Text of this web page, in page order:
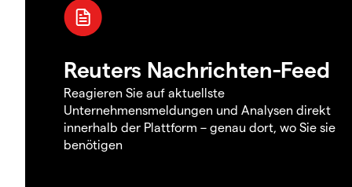
Reuters Nachrichten-Feed
Reagieren Sie auf aktuellste
Unternehmensmeldungen und Analysen direkt
innerhalb der Plattform – genau dort, wo Sie sie
benötigen